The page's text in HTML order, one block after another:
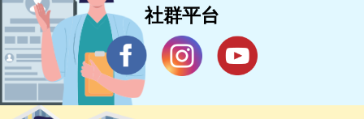
社群平台